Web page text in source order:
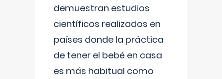
demuestran estudios
científicos realizados en
países donde la práctica
de tener el bebé en casa
es más habitual como